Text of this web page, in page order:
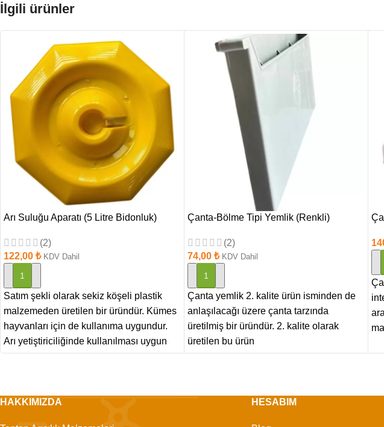
İlgili ürünler
Arı Suluğu Aparatı (5 Litre Bidonluk)
(2)
122,00 ₺ KDV Dahil
SEPETE EKLE
Satım şekli olarak sekiz köşeli plastik
malzemeden üretilen bir üründür. Kümes
hayvanları için de kullanıma uygundur.
Arı yetiştiriciliğinde kullanılması uygun
Çanta-Bölme Tipi Yemlik (Renkli)
(2)
74,00 ₺ KDV Dahil
SEPETE EKLE
Çanta yemlik 2. kalite ürün isminden de
anlaşılacağı üzere çanta tarzında
üretilmiş bir üründür. 2. kalite olarak
üretilen bu ürün
HAKKIMIZDA HESABIM